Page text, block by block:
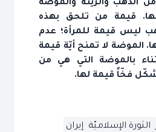
الذهب والزينة والموضة
قيمة من تلحق بهذه
ليس قيمة للمرأة؛ عدم
الموضة لا تمنح أيّة قيمة
بالموضة التي هي من
فخّاً قيمة لها.
الثورة الإسلاميّة إيران